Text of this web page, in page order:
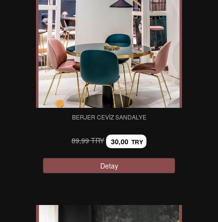
BERJER CEVIZ SANDALYE
89,99 TRY 30,00 TRY
Detay